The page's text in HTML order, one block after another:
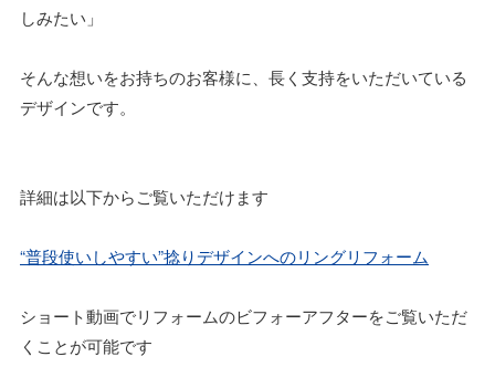
しみたい」
そんな想いをお持ちのお客様に、長く支持をいただいている
デザインです。
詳細は以下からご覧いただけます
“普段使いしやすい”捻りデザインへのリングリフォーム
ショート動画でリフォームのビフォーアフターをご覧いただ
くことが可能です